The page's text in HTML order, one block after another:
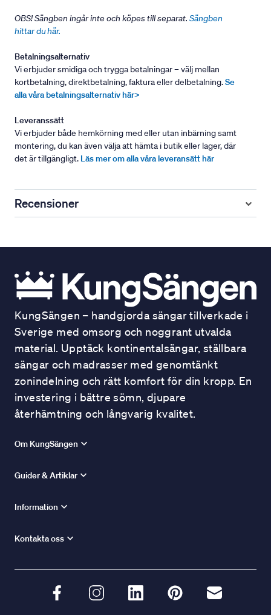
OBS! Sängben ingår inte och köpes till separat. Sängben
hittar du här.
Betalningsalternativ
Vi erbjuder smidiga och trygga betalningar – välj mellan
kortbetalning, direktbetalning, faktura eller delbetalning.Se
alla våra betalningsalternativ här>
Leveranssätt
Vi erbjuder både hemkörning med eller utan inbärning samt
montering, du kan även välja att hämta i butik eller lager, där
det är tillgängligt. Läs mer om alla våra leveransätt här
Recensioner
KungSängen – handgjorda sängar tillverkade i
Sverige med omsorg och noggrant utvalda
material. Upptäck kontinentalsängar, ställbara
sängar och madrasser med genomtänkt
zonindelning och rätt komfort för din kropp. En
investering i bättre sömn, djupare
återhämtning och långvarig kvalitet.
Om KungSängen
Guider & Artiklar
Information
Kontakta oss